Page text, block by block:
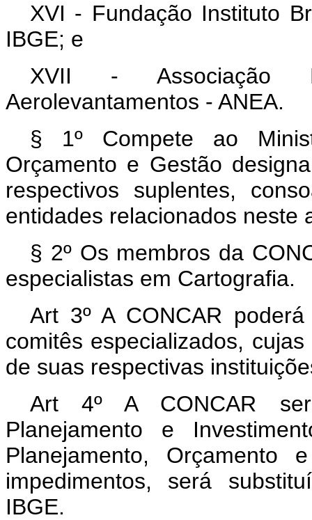
XVI - Fundação Instituto
IBGE; e
XVII - Associação
Aerolevantamentos - ANEA.
§ 1º Compete ao
Orçamento e Gestão
respectivos suplentes,
entidades relacionados neste
§ 2º Os membros da
especialistas em Cartografia.
Art 3º A CONCAR
comitês especializados,
de suas respectivas
Art 4º A CONCAR
Planejamento e
Planejamento,
impedimentos, será
IBGE.